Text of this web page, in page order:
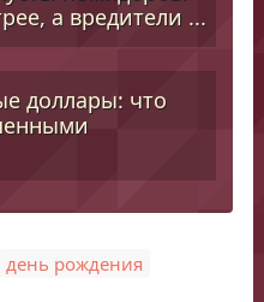
а вредители ...
доллары: что
день рождения